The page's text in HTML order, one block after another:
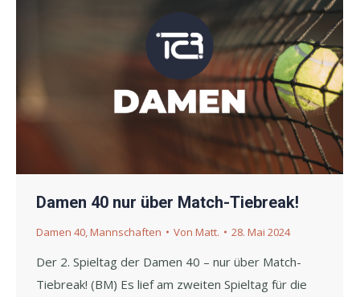
Damen 40 nur über Match-Tiebreak!
Damen 40,Mannschaften Von Matt. 28. Mai 2024
Der 2. Spieltag der Damen 40 – nur über Match-
Tiebreak! (BM) Es lief am zweiten Spieltag für die